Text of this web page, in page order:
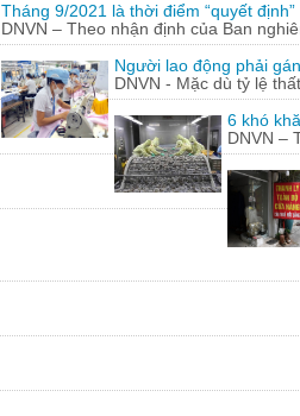
Tháng 9/2021 là thời điểm “quyết
DNVN – Theo nhận định của Ban
Người lao động phải
DNVN - Mặc dù tỷ lệ
6 khó
DNVN –